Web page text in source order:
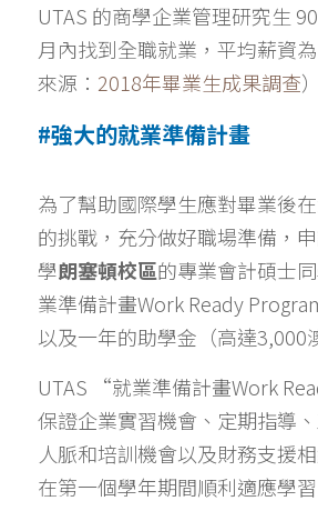
UTAS 的商學企業管理研究生
月內找到全職就業，平均薪資
來源： 2018年畢業生成果調查）
#強大的就業準備計畫
為了幫助國際學生應對畢業後
的挑戰，充分做好職場準備，
學朗塞頓校區的專業會計碩士
業準備計畫Work Ready
以及一年的助學金（高達3,000
UTAS “就業準備計畫Work
保證企業實習機會、定期指導
人脈和培訓機會以及財務支援
在第一個學年期間順利適應學習